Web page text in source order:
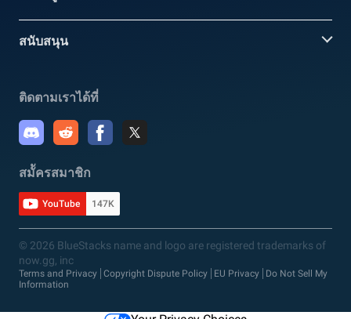
สนับสนุน
ติดตามเราได้ที่
สมััครสมาชิก
YouTube 147K
© 2026 BlueStacks name and logo are registered trademarks of
now.gg, inc
Terms and Privacy Copyright Dispute Policy EU Privacy
Do Not Sell My
Information